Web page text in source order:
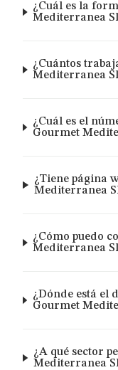
¿Cuál es la
Mediterranea
¿Cuántos
Mediterranea
¿Cuál es el
Gourmet
¿Tiene página
Mediterranea
¿Cómo puedo
Mediterranea
¿Dónde está el
Gourmet
¿A qué sector
Mediterranea